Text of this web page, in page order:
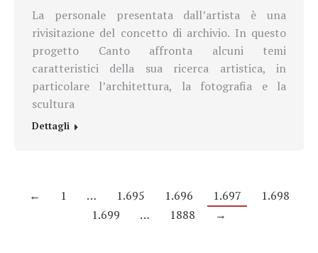
La personale presentata dall’artista è una
rivisitazione del concetto di archivio. In questo
progetto Canto affronta alcuni temi
caratteristici della sua ricerca artistica, in
particolare l’architettura, la fotografia e la
scultura
Dettagli
← 1 … 1.695 1.696 1.697
1.698
1.699
… 1888 →